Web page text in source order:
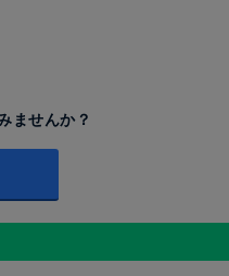
ませんか？